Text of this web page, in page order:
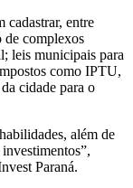
cadastrar, entre
de complexos
leis municipais para
como IPTU,
cidade para o
além de
Paraná.